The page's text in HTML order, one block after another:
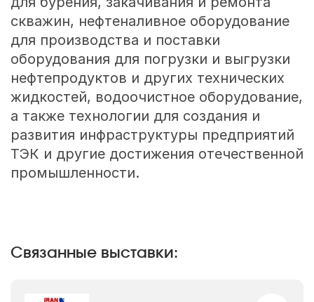
скважин, нефтеналивное оборудование
для производства и поставки
оборудования для погрузки и выгрузки
нефтепродуктов и других технических
жидкостей, водоочистное оборудование,
а также технологии для создания и
развития инфраструктуры предприятий
ТЭК и другие достижения отечественной
промышленности.
Связанные выставки: